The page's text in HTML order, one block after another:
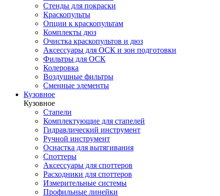
Стенды для покраски
Краскопульты
Опции к краскопультам
Комплекты дюз
Очистка краскопультов и дюз
Аксессуары для ОСК и зон подготовки
Фильтры для ОСК
Колеровка
Воздушные фильтры
Сменные элементы
Кузовное
Кузовное
Стапели
Комплектующие для стапелей
Гидравлический инструмент
Ручной инструмент
Оснастка для вытягивания
Споттеры
Аксессуары для споттеров
Расходники для споттеров
Измерительные системы
Профильные линейки